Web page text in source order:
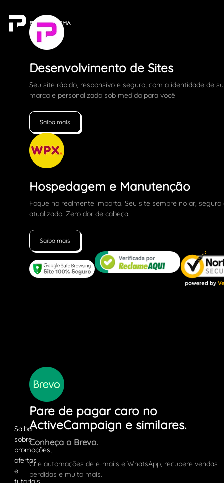
Desenvolvimento de Sites
Seu site rápido, responsivo e seguro, com a identidade de
marca e personalizado sob medida para você
Saiba mais
Hospedagem e Manutenção
Foque no realmente importa. Seu site sempre no ar, seguro
atualizado. Zero dor de cabeça.
Saiba mais
Pare de pagar caro no
ActiveCampaign e similares.
Conheça o Brevo.
Crie automações de e-mails e WhatsApp, recupere vendas
perdidas e muito mais.